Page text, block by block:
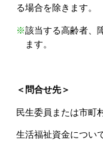
る場合を除きます。
※該当する高齢者、
ます。
＜問合せ先＞
民生委員または市町
生活福祉資金につい